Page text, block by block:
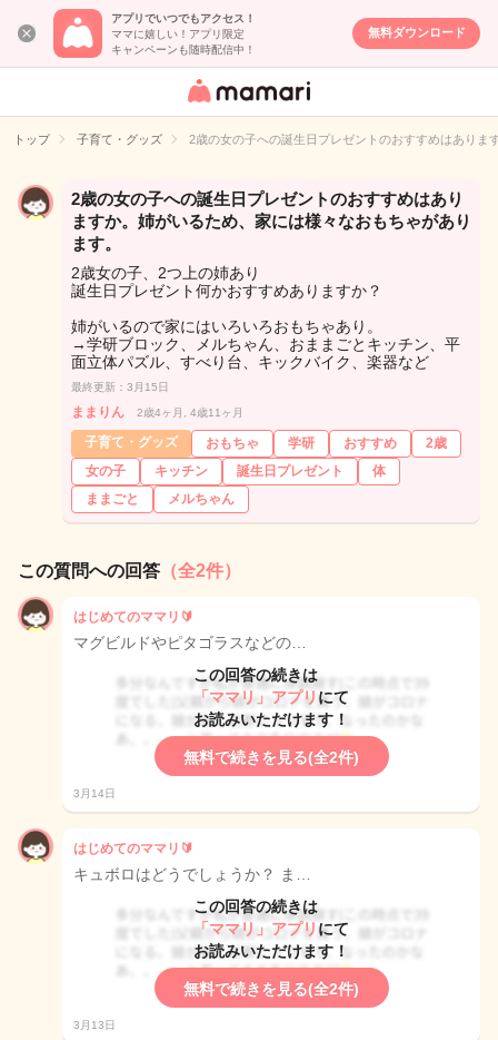
アプリでいつでもアクセス！
ママに嬉しい！アプリ限定
キャンペーンも随時配信中！
無料ダウンロード
女性専用匿名QA
イト
トップ 子育て・グッズ 2歳の女の子への誕生日プレゼントのおすすめはあり
2歳の女の子への誕生日プレゼントのおすすめはあり
ますか。姉がいるため、家には様々なおもちゃがあり
ます。
2歳女の子、2つ上の姉あり
誕生日プレゼント何かおすすめありますか？
姉がいるので家にはいろいろおもちゃあり。
→学研ブロック、メルちゃん、おままごとキッチン、平
面立体パズル、すべり台、キックバイク、楽器など
最終更新：3月15日
ままりん 2歳4ヶ月, 4歳11ヶ月
子育て・グッズ おもちゃ 学研 おすすめ
2歳
女の子
キッチン 誕生日プレゼント
体
ままごと
メルちゃん
この質問への回答 （全2件）
はじめてのママリ🔰
マグビルドやピタゴラスなどの…
この回答の続きは
「ママリ」アプリ にて
お読みいただけます！
無料で続きを見る(全2件)
3月14日
はじめてのママリ🔰
キュボロはどうでしょうか？ ま…
この回答の続きは
「ママリ」アプリ にて
お読みいただけます！
無料で続きを見る(全2件)
3月13日